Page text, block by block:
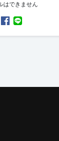
はできません